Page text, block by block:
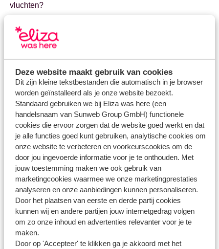
Deze website maakt gebruik van cookies
Dit zijn kleine tekstbestanden die automatisch in je browser
worden geïnstalleerd als je onze website bezoekt.
Standaard gebruiken we bij Eliza was here (een
handelsnaam van Sunweb Group GmbH) functionele
cookies die ervoor zorgen dat de website goed werkt en dat
je alle functies goed kunt gebruiken, analytische cookies om
onze website te verbeteren en voorkeurscookies om de
door jou ingevoerde informatie voor je te onthouden. Met
jouw toestemming maken we ook gebruik van
marketingcookies waarmee we onze marketingprestaties
analyseren en onze aanbiedingen kunnen personaliseren.
Door het plaatsen van eerste en derde partij cookies
kunnen wij en andere partijen jouw internetgedrag volgen
om zo onze inhoud en advertenties relevanter voor je te
maken.
Door op 'Accepteer' te klikken ga je akkoord met het
vluchten?
Wat gebeurt er bij een mogelijke staking?
Waar en vanaf wanneer kan ik mijn vluchttijden zien?
Modified on Wed, 13 Nov, 2024 at 2:07 PM
Wat gebeurt er als de luchtvaartmaatschappij waarmee ik
vlieg failliet gaat?
Modified on Tue, 28 Nov, 2023 at 11:16 AM
Waar vind ik het PNR-nummer?
Modified on Wed, 13 Nov, 2024 at 2:06 PM
Heb jij jouw antwoord niet gevonden?